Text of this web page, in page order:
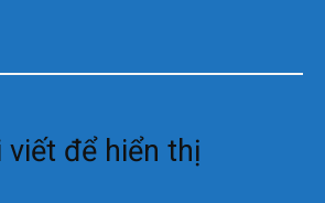
viết để hiển thị